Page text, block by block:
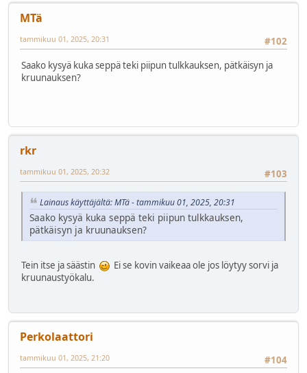
MTä
#102
tammikuu 01, 2025, 20:31
Saako kysyä kuka seppä teki piipun tulkkauksen, pätkäisyn ja
kruunauksen?
rkr
#103
tammikuu 01, 2025, 20:32
Lainaus käyttäjältä: MTä - tammikuu 01, 2025, 20:31
Saako kysyä kuka seppä teki piipun tulkkauksen,
pätkäisyn ja kruunauksen?
Tein itse ja säästin
Ei se kovin vaikeaa ole jos löytyy sorvi ja
kruunaustyökalu.
Perkolaattori
#104
tammikuu 01, 2025, 21:20